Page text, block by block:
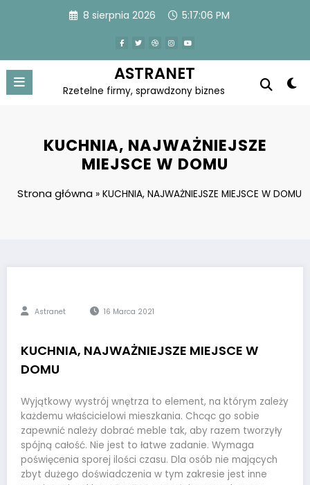
8 sierpnia 2026 5:17:07 PM
ASTRANET
Rzetelne firmy, sprawdzony biznes
KUCHNIA, NAJWAŻNIEJSZE
MIEJSCE W DOMU
Strona główna »KUCHNIA, NAJWAŻNIEJSZE MIEJSCE W DOMU
Astranet 16 Marca 2021
KUCHNIA, NAJWAŻNIEJSZE MIEJSCE W
DOMU
Wyjątkowy wystrój wnętrza to element, na którym zależy
każdemu właścicielowi mieszkania. Chcąc go sobie
zapewnić należy dobrać meble tak, aby razem tworzyły
spójną całość. Nie jest to łatwe zadanie. Wymaga
poświęcenia sporej ilości czasu. Dla osób nie mających
zbyt dużego doświadczenia w tym zakresie jest inne